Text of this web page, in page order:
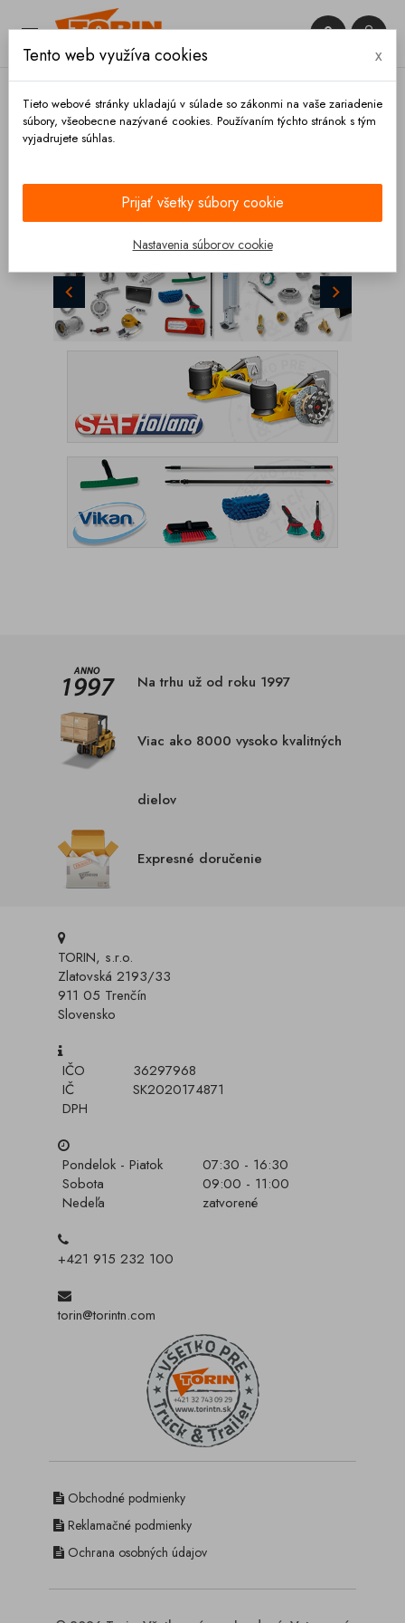
 

DIELY PRE CISTERNY A SILÁ
 
Na trhu už od roku 1997
Viac ako 8000 vysoko kvalitných
dielov
Expresné doručenie
TORIN, s.r.o.
Zlatovská 2193/33
911 05 Trenčín
Slovensko
IČO
36297968
IČ
DPH
SK2020174871
Pondelok - Piatok
07:30 - 16:30
Sobota
09:00 - 11:00
Nedeľa
zatvorené
+421 915 232 100
torin@torintn.com
Obchodné podmienky
Reklamačné podmienky
Ochrana osobných údajov
Tento web využíva cookies x
Tieto webové stránky ukladajú v súlade so zákonmi na vaše zariadenie
súbory, všeobecne nazývané cookies. Používaním týchto stránok s tým
vyjadrujete súhlas.
Prijať všetky súbory cookie
Nastavenia súborov cookie